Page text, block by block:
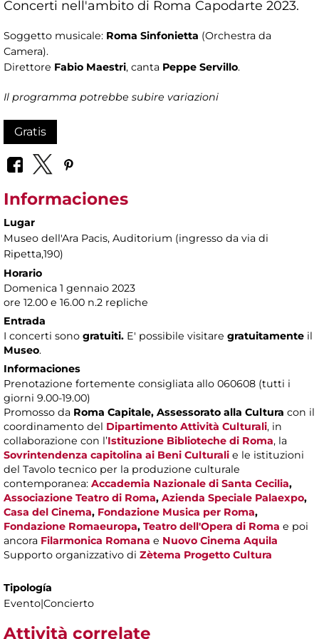
Concerti nell'ambito di Roma Capodarte 2023.
Soggetto musicale: Roma Sinfonietta (Orchestra da
Camera).
Direttore Fabio Maestri, canta Peppe Servillo.
Il programma potrebbe subire variazioni
Gratis
Informaciones
Lugar
Museo dell'Ara Pacis, Auditorium (ingresso da via di
Ripetta,190)
Horario
Domenica 1 gennaio 2023
ore 12.00 e 16.00 n.2 repliche
Entrada
I concerti sono gratuiti. E' possibile visitare gratuitamente il
Museo.
Informaciones
Prenotazione fortemente consigliata allo 060608 (tutti i
giorni 9.00-19.00)
Promosso da Roma Capitale, Assessorato alla Cultura con il
coordinamento del Dipartimento Attività Culturali, in
collaborazione con l’Istituzione Biblioteche di Roma, la
Sovrintendenza capitolina ai Beni Culturali e le istituzioni
del Tavolo tecnico per la produzione culturale
contemporanea: Accademia Nazionale di Santa Cecilia,
Associazione Teatro di Roma, Azienda Speciale Palaexpo,
Casa del Cinema, Fondazione Musica per Roma,
Fondazione Romaeuropa, Teatro dell'Opera di Roma e poi
ancora Filarmonica Romana e Nuovo Cinema Aquila
Supporto organizzativo di Zètema Progetto Cultura
Tipología
Evento|Concierto
Attività correlate